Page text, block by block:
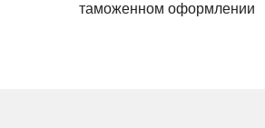
таможенном оформлении